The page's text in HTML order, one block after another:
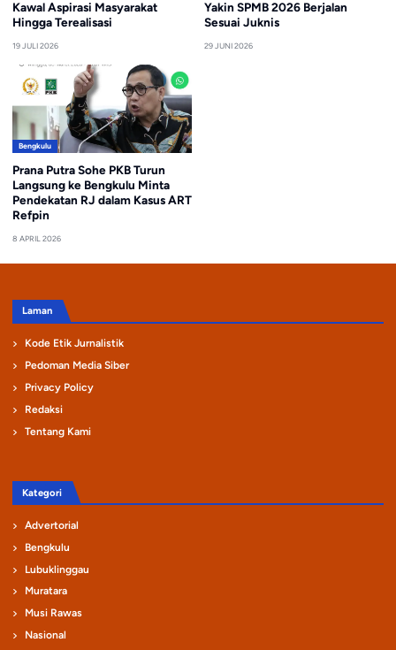
Kawal Aspirasi Masyarakat
Hingga Terealisasi
19 JULI 2026
Yakin SPMB 2026 Berjalan
Sesuai Juknis
29 JUNI 2026
Bengkulu
Prana Putra Sohe PKB Turun
Langsung ke Bengkulu Minta
Pendekatan RJ dalam Kasus ART
Refpin
8 APRIL 2026
Laman
Kode Etik Jurnalistik
Pedoman Media Siber
Privacy Policy
Redaksi
Tentang Kami
Kategori
Advertorial
Bengkulu
Lubuklinggau
Muratara
Musi Rawas
Nasional